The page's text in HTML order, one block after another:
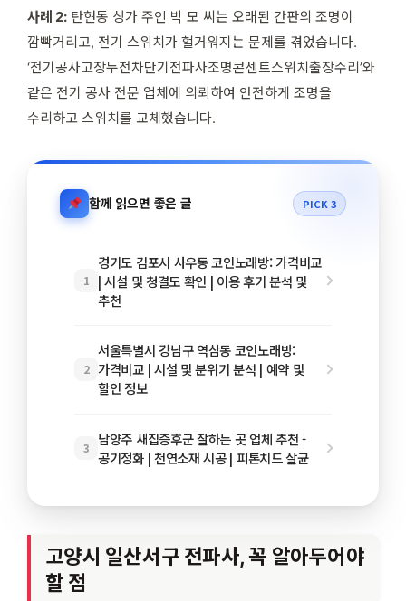
사례 2: 탄현동 상가 주인 박 모 씨는 오래된 간판의 조명이
깜빡거리고, 전기 스위치가 헐거워지는 문제를 겪었습니다.
‘전기공사고장누전차단기전파사조명콘센트스위치출장수리’와
같은 전기 공사 전문 업체에 의뢰하여 안전하게 조명을
수리하고 스위치를 교체했습니다.
함께 읽으면 좋은 글 PICK 3
1
경기도 김포시 사우동 코인노래방: 가격비교
| 시설 및 청결도 확인 | 이용 후기 분석 및
추천
2
서울특별시 강남구 역삼동 코인노래방:
가격비교 | 시설 및 분위기 분석 | 예약 및
할인 정보
3
남양주 새집증후군 잘하는 곳 업체 추천 -
공기정화 | 천연소재 시공 | 피톤치드 살균
고양시 일산서구 전파사, 꼭 알아두어야
할 점